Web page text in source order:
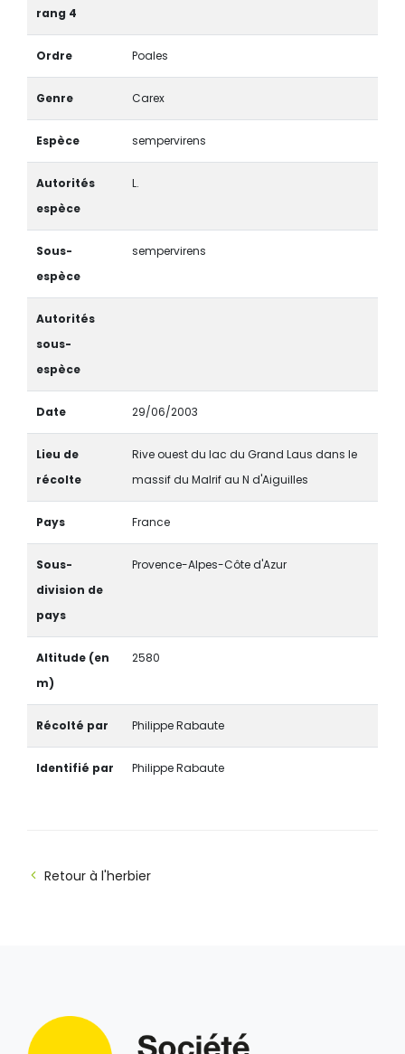
rang 4
Ordre Poales
Genre Carex
Espèce sempervirens
Autorités
espèce
L.
Sous-
espèce
sempervirens
Autorités
sous-
espèce
Date 29/06/2003
Lieu de
récolte
Rive ouest du lac du Grand Laus dans le
massif du Malrif au N d'Aiguilles
Pays France
Sous-
division de
pays
Provence-Alpes-Côte d'Azur
Altitude (en
m)
2580
Récolté par Philippe Rabaute
Identifié par Philippe Rabaute
Retour à l'herbier